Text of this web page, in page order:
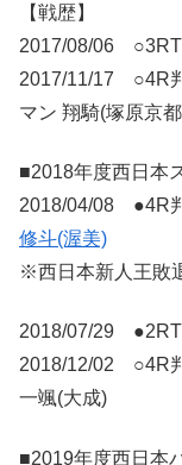
【戦歴】
2017/08/06
2017/11/17 ○4R
マン 翔騎(塚原京
■2018年度西日本
2018/04/08 ●4R
修斗(渥美)
※西日本新人王敗
2018/07/29
2018/12/02 ○4R
一颯(大成)
■2019年度西日本